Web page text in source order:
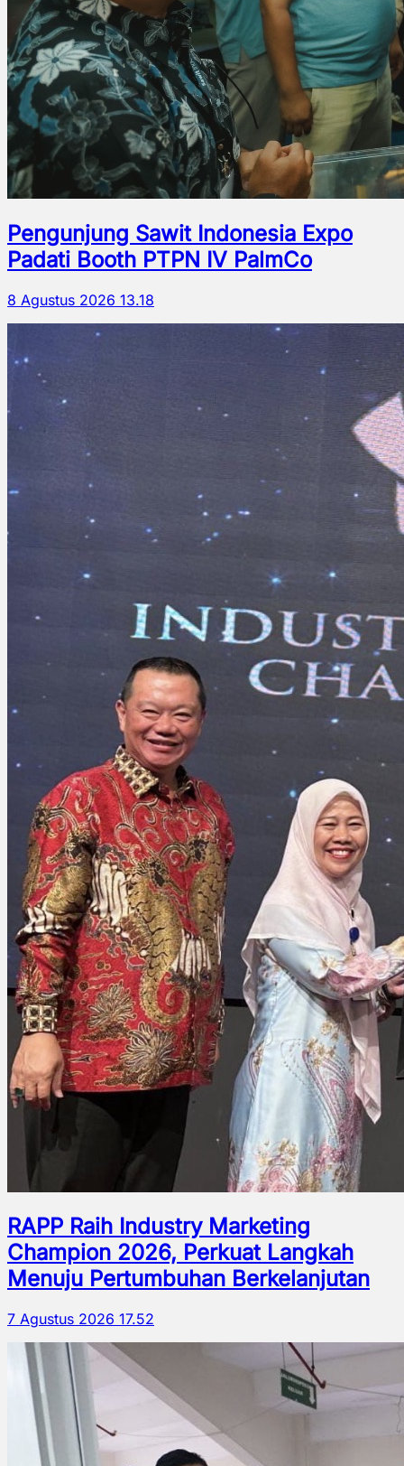
Pengunjung Sawit Indonesia Expo
Padati Booth PTPN IV PalmCo
8 Agustus 2026 13.18
RAPP Raih Industry Marketing
Champion 2026, Perkuat Langkah
Menuju Pertumbuhan Berkelanjutan
7 Agustus 2026 17.52